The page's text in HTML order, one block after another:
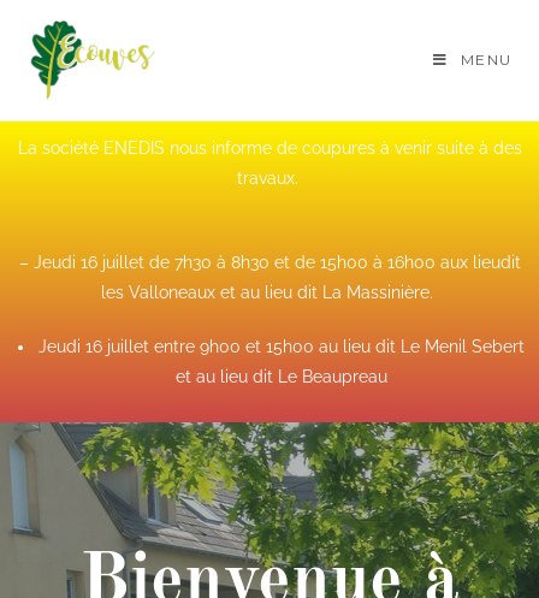
MENU
La société ENEDIS nous informe de coupures à venir suite à des
travaux.
– Jeudi 16 juillet de 7h30 à 8h30 et de 15h00 à 16h00 aux lieudit
les Valloneaux et au lieu dit La Massinière.
Jeudi 16 juillet entre 9h00 et 15h00 au lieu dit Le Menil Sebert
et au lieu dit Le Beaupreau
Bienvenue à